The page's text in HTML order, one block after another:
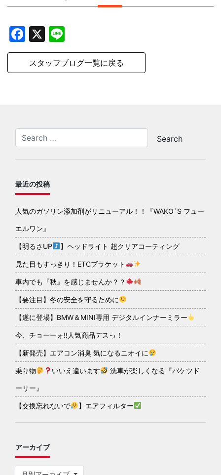
Facebook
X
スタッフブログ一覧に戻る
最近の投稿
人気のガソリン添加剤がリニューアル！！『WAKO´S フュー
エルワン』
【明るさUP 】ヘッドライト 超クリアコーティング
見た目もすっきり！ETCブラケット
車内でも『秋』を感じませんか？？
【要注目】冬の安全を守るために
【遂に登場】BMW＆MINI専用 デジタルインナーミラー
今、チョーーォ!!人気商品デスっ！
【新発売】エアコン消臭 気になるニオイに
乗り物 いいえ違います 洗車が楽しくなる『バケツド
ーリー』
【交換忘れないで 】エアフィルター
アーカイブ